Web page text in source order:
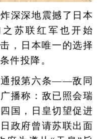
深地震撼了日本
苏联红军也开始
，日本唯一的选择
件投降。
报第六条——敌同
播称：敌已照会瑞
国，日皇切望促进
政府曾请苏联出面